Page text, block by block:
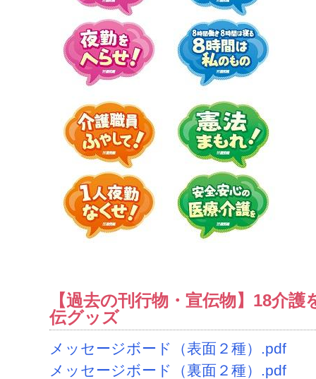
【過去の刊行物・宣伝物】18介
伝グッズ
メッセージボード（表面２種）.pdf
メッセージボード（裏面２種）.pdf